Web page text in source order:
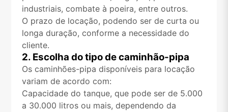
industriais, combate à poeira, entre outros.
O prazo de locação, podendo ser de curta ou
longa duração, conforme a necessidade do
cliente.
2. Escolha do tipo de caminhão-pipa
Os caminhões-pipa disponíveis para locação
variam de acordo com:
Capacidade do tanque, que pode ser de 5.000
a 30.000 litros ou mais, dependendo da